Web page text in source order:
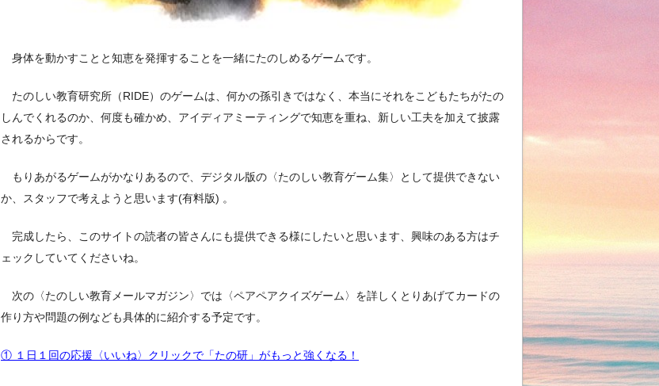
身体を動かすことと知恵を発揮することを一緒にたのしめるゲームです。
たのしい教育研究所（RIDE）のゲームは、何かの孫引きではなく、本当にそれをこどもたちがたの
しんでくれるのか、何度も確かめ、アイディアミーティングで知恵を重ね、新しい工夫を加えて披露
されるからです。
もりあがるゲームがかなりあるので、デジタル版の〈たのしい教育ゲーム集〉として提供できない
か、スタッフで考えようと思います(有料版) 。
完成したら、このサイトの読者の皆さんにも提供できる様にしたいと思います、興味のある方はチ
ェックしていてくださいね。
次の〈たのしい教育メールマガジン〉では〈ペアペアクイズゲーム〉を詳しくとりあげてカードの
作り方や問題の例なども具体的に紹介する予定です。
① １日１回の応援〈いいね〉クリックで「たの研」がもっと強くなる！